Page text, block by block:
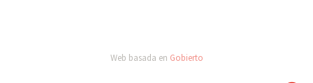
Web basada en Gobierto